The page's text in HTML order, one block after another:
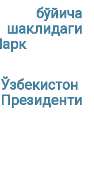
Ўзбекистон
Президенти